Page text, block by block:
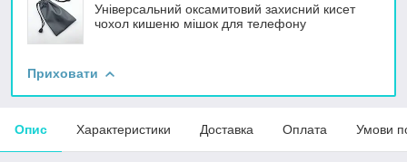
Універсальний оксамитовий захисний кисет
чохол кишеню мішок для телефону
Приховати
Опис Характеристики Доставка Оплата Умови